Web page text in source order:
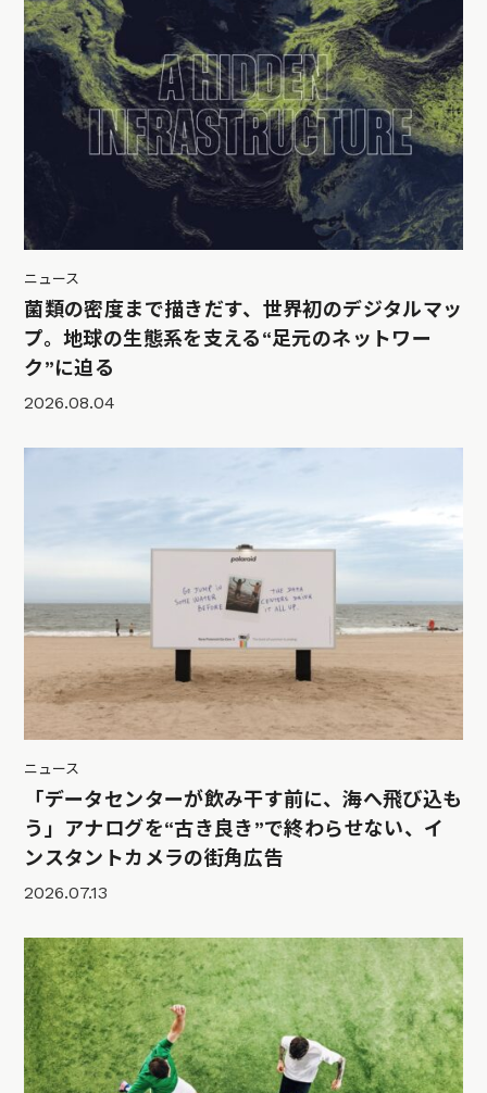
ニュース
菌類の密度まで描きだす、世界初のデジタルマッ
プ。地球の生態系を支える“足元のネットワー
ク”に迫る
2026.08.04
ニュース
「データセンターが飲み干す前に、海へ飛び込も
う」アナログを“古き良き”で終わらせない、イ
ンスタントカメラの街角広告
2026.07.13